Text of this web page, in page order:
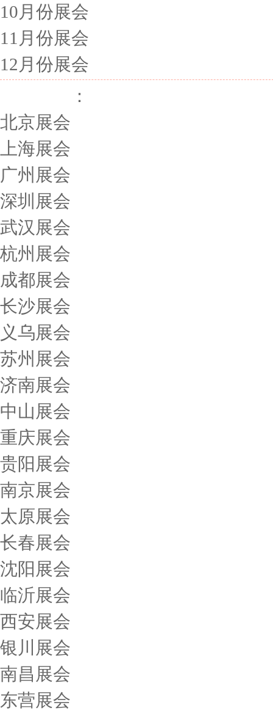
10月份展会
11月份展会
12月份展会
：
北京展会
上海展会
广州展会
深圳展会
武汉展会
杭州展会
成都展会
长沙展会
义乌展会
苏州展会
济南展会
中山展会
重庆展会
贵阳展会
南京展会
太原展会
长春展会
沈阳展会
临沂展会
西安展会
银川展会
南昌展会
东营展会